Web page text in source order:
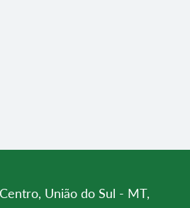
União do Sul - MT,